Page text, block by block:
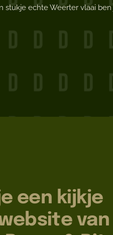
stukje echte Weerter vlaai ben
een kijkje
van